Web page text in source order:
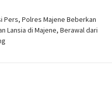
Pers, Polres Majene Beberkan
Lansia di Majene, Berawal dari